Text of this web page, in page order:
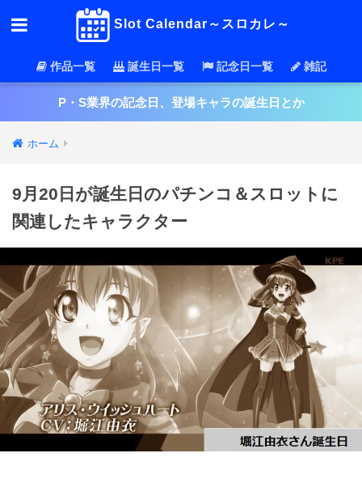
Slot Calendar～スロカレ～
作品一覧 誕生日一覧 記念日一覧 雑記
P・S業界の記念日、登場キャラの誕生日とか
ホーム
9月20日が誕生日のパチンコ＆スロットに
関連したキャラクター